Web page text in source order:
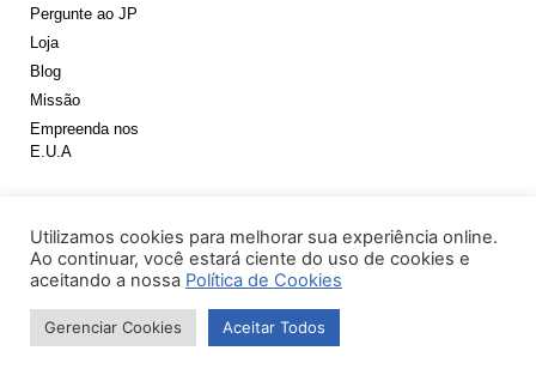
Pergunte ao JP
Loja
Blog
Missão
Empreenda nos
E.U.A
NEWSLETTER
Assine nossa Newsletter e receba todas as notícias
Utilizamos cookies para melhorar sua experiência online.
Ao continuar, você estará ciente do uso de cookies e
aceitando a nossa Política de Cookies
Gerenciar Cookies Aceitar Todos